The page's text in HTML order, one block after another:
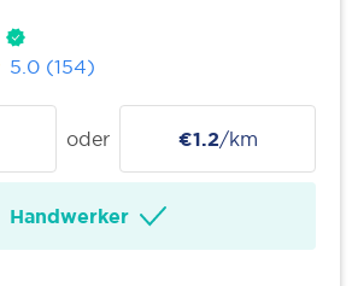
5.0 (154)
oder €1.2/km
Handwerker